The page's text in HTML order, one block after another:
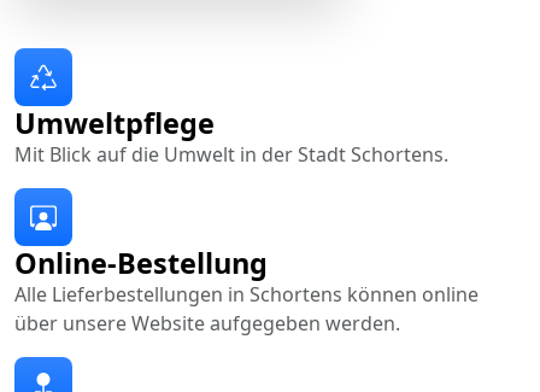
Online-Bestellung
Alle Lieferbestellungen in Schortens können online
über unsere Website aufgegeben werden.
Umweltpflege
Mit Blick auf die Umwelt in der Stadt Schortens.